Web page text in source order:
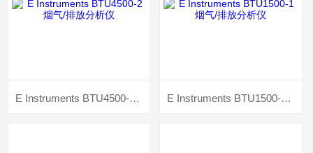
E Instruments BTU4500-2烟气/排放分析仪 E Instruments BTU1500-1烟气/排放分析仪